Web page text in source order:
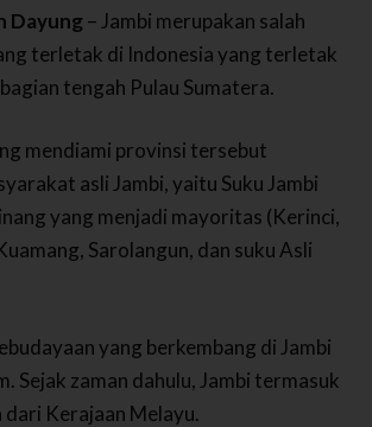
Dayung– Jambi merupakan salah
terletak di Indonesia yang terletak
tengah Pulau Sumatera.
mendiami provinsi tersebut
asli Jambi, yaitu Suku Jambi
yang menjadi mayoritas (Kerinci,
Sarolangun, dan suku Asli
yang berkembang di Jambi
Sejak zaman dahulu, Jambi termasuk
dari Kerajaan Melayu.